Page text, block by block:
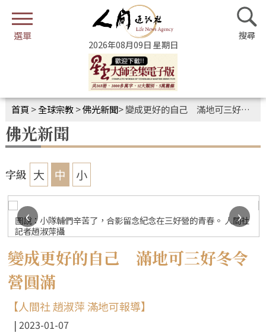
2026年08月09日 星期日
首頁 >全球宗教>佛光新聞>變成更好的自己 滿地可三好冬令營圓滿
佛光新聞
字級 大 中 小
圖說：小隊輔們辛苦了，合影留念紀念在三好營的青春。 人間社
記者趙淑萍攝
‹
›
變成更好的自己 滿地可三好冬令
營圓滿
【人間社 趙淑萍 滿地可報導】
2023-01-07